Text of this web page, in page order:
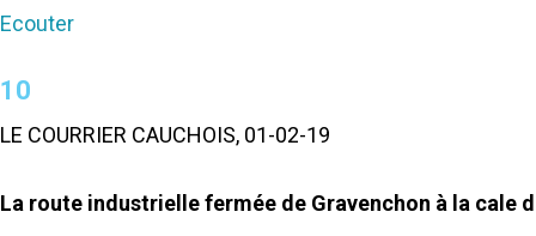
Ecouter
10
LE COURRIER CAUCHOIS, 01-02-19
La route industrielle fermée de Gravenchon à la cale